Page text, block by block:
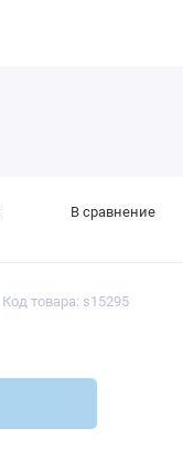
Код товара: s15295
В сравнение